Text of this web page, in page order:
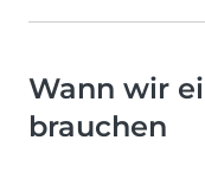
Wann wir
brauchen